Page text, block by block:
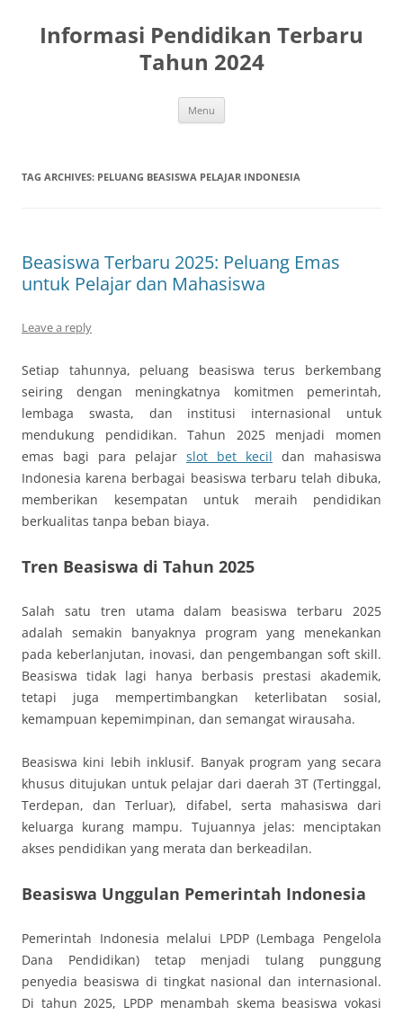
content
Informasi Pendidikan Terbaru
Tahun 2024
Menu
TAG ARCHIVES: PELUANG BEASISWA PELAJAR INDONESIA
Beasiswa Terbaru 2025: Peluang Emas
untuk Pelajar dan Mahasiswa
Leave a reply
Setiap tahunnya, peluang beasiswa terus berkembang
seiring dengan meningkatnya komitmen pemerintah,
lembaga swasta, dan institusi internasional untuk
mendukung pendidikan. Tahun 2025 menjadi momen
emas bagi para pelajar slot bet kecil dan mahasiswa
Indonesia karena berbagai beasiswa terbaru telah dibuka,
memberikan kesempatan untuk meraih pendidikan
berkualitas tanpa beban biaya.
Tren Beasiswa di Tahun 2025
Salah satu tren utama dalam beasiswa terbaru 2025
adalah semakin banyaknya program yang menekankan
pada keberlanjutan, inovasi, dan pengembangan soft skill.
Beasiswa tidak lagi hanya berbasis prestasi akademik,
tetapi juga mempertimbangkan keterlibatan sosial,
kemampuan kepemimpinan, dan semangat wirausaha.
Beasiswa kini lebih inklusif. Banyak program yang secara
khusus ditujukan untuk pelajar dari daerah 3T (Tertinggal,
Terdepan, dan Terluar), difabel, serta mahasiswa dari
keluarga kurang mampu. Tujuannya jelas: menciptakan
akses pendidikan yang merata dan berkeadilan.
Beasiswa Unggulan Pemerintah Indonesia
Pemerintah Indonesia melalui LPDP (Lembaga Pengelola
Dana Pendidikan) tetap menjadi tulang punggung
penyedia beasiswa di tingkat nasional dan internasional.
Di tahun 2025, LPDP menambah skema beasiswa vokasi